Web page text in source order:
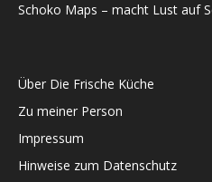
Schoko Maps – macht Lust auf
Über Die Frische Küche
Zu meiner Person
Impressum
Hinweise zum Datenschutz